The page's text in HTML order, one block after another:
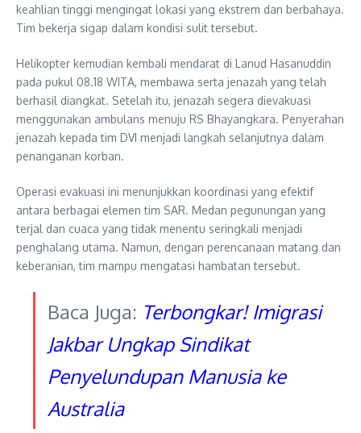
keahlian tinggi mengingat lokasi yang ekstrem dan berbahaya.
Tim bekerja sigap dalam kondisi sulit tersebut.
Helikopter kemudian kembali mendarat di Lanud Hasanuddin
pada pukul 08.18 WITA, membawa serta jenazah yang telah
berhasil diangkat. Setelah itu, jenazah segera dievakuasi
menggunakan ambulans menuju RS Bhayangkara. Penyerahan
jenazah kepada tim DVI menjadi langkah selanjutnya dalam
penanganan korban.
Operasi evakuasi ini menunjukkan koordinasi yang efektif
antara berbagai elemen tim SAR. Medan pegunungan yang
terjal dan cuaca yang tidak menentu seringkali menjadi
penghalang utama. Namun, dengan perencanaan matang dan
keberanian, tim mampu mengatasi hambatan tersebut.
Baca Juga: Terbongkar! Imigrasi
Jakbar Ungkap Sindikat
Penyelundupan Manusia ke
Australia